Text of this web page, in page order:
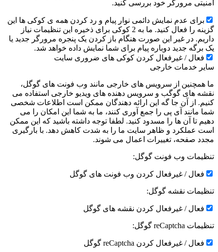
امنیتی مرورگر خود بررسی کنید.
برای عدم نمایش دائمی نوار پیام و رد کردن همه ی کوکی ها این
گزینه را فعال کنید. ما به 2 کوکی برای ذخیره این تنظیمات نیاز
داریم. در غیر این صورت هنگام باز کردن یک پنجره مرورگر جدید یا
یک برگه جدید دوباره پیام برای شما نمایش داده خواهد شد.
فعال / غیرفعال کردن کوکی های ضروری سایت
سایر خدمات خارجی
ما همچنین از سرویس های خارجی مانند وب فونت های گوگل،
نقشه های گوگب و سرویس دهنده های ویدیو خارجی استفاده می
کنیم. از آن جا گه این ارائه دهندگان ممکن است اطلاعات شخصی
شما مانند آی پی را جمع آوری کنند، ما به شما این امکان را می
دهیم تا آن ها را مسدود کنید. لطفا توجه داشته باشید که این ممکن
است عملکرد و ظاهر سایت ما را به شدت کاهش دهد. با بارگیری
مجدد صفحه، تغییرات اعمال می شوند.
تنظیمات وب فونت گوگل:
فعال / غیرفعال کردن وب فونت های گوگل
تنظیمات نقشه گوگل:
فعال / غیرفعال کردن نقشه های گوگل
تنظیمات reCaptcha گوگل:
فعال / غیرفعال کردن reCaptcha گوگل